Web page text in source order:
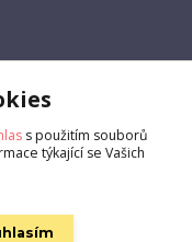
s použitím souborů
týkající se Vašich